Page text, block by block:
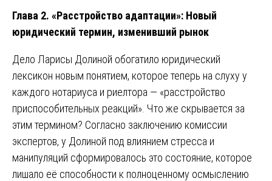
Глава 2. «Расстройство адаптации»: Новый
юридический термин, изменивший рынок
Дело Ларисы Долиной обогатило юридический
лексикон новым понятием, которое теперь на слуху у
каждого нотариуса и риелтора — «расстройство
приспособительных реакций». Что же скрывается за
этим термином? Согласно заключению комиссии
экспертов, у Долиной под влиянием стресса и
манипуляций сформировалось это состояние, которое
лишало её способности к полноценному осмыслению